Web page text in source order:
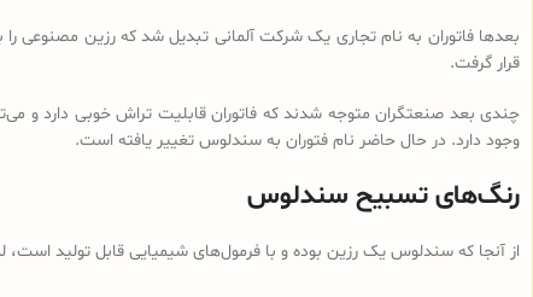
بعدها فاتوران به نام تجاری یک شرکت آلمانی تبدیل شد که رزین مصنوعی
قرار گرفت.
چندی بعد صنعتگران متوجه شدند که فاتوران قابلیت تراش خوبی دارد و
وجود دارد. در حال حاضر نام فتوران به سندلوس تغییر یافته است.
رنگ‌های تسبیح سندلوس
از آنجا که سندلوس یک رزین بوده و با فرمول‌های شیمیایی قابل تولید